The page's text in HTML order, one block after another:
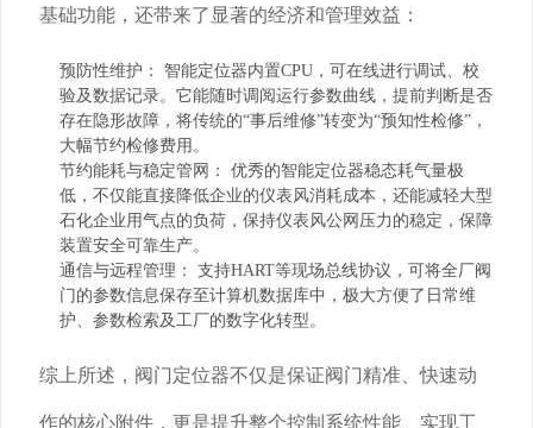
基础功能，还带来了显著的经济和管理效益：
预防性维护： 智能定位器内置CPU，可在线进行调试、校
验及数据记录。它能随时调阅运行参数曲线，提前判断是否
存在隐形故障，将传统的“事后维修”转变为“预知性检修”，
大幅节约检修费用。
节约能耗与稳定管网： 优秀的智能定位器稳态耗气量极
低，不仅能直接降低企业的仪表风消耗成本，还能减轻大型
石化企业用气点的负荷，保持仪表风公网压力的稳定，保障
装置安全可靠生产。
通信与远程管理： 支持HART等现场总线协议，可将全厂阀
门的参数信息保存至计算机数据库中，极大方便了日常维
护、参数检索及工厂的数字化转型。
综上所述，阀门定位器不仅是保证阀门精准、快速动
作的核心附件，更是提升整个控制系统性能、实现工